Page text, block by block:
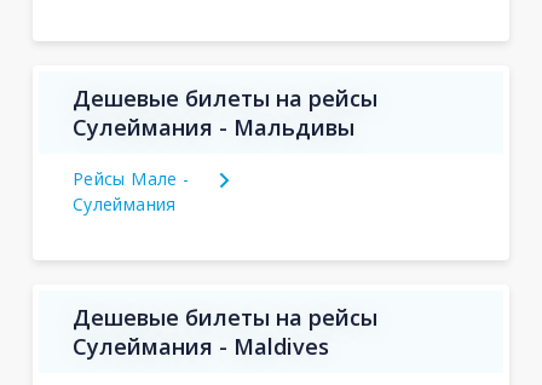
Дешевые билеты на рейсы
Сулеймания - Мальдивы
Рейсы Мале -
Сулеймания
Дешевые билеты на рейсы
Сулеймания - Maldives